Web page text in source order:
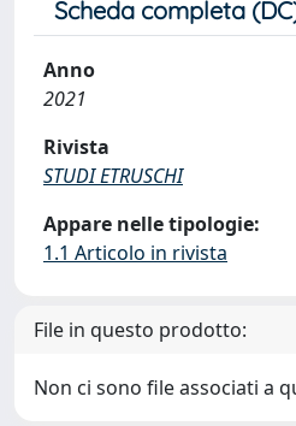
Scheda completa
Anno
2021
Rivista
STUDI ETRUSCHI
Appare nelle tipologie:
1.1 Articolo in rivista
File in questo prodotto:
Non ci sono file associati a